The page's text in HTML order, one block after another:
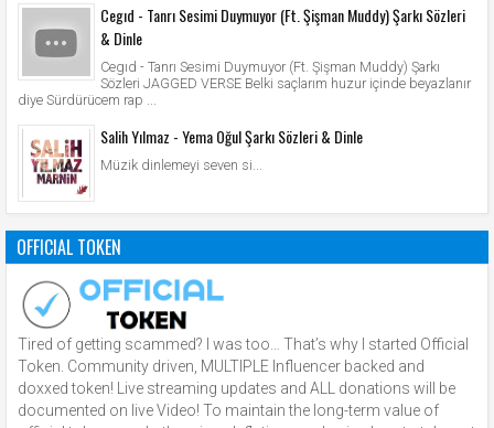
Cegıd - Tanrı Sesimi Duymuyor (Ft. Şişman Muddy) Şarkı Sözleri
& Dinle
Cegıd - Tanrı Sesimi Duymuyor (Ft. Şişman Muddy) Şarkı
Sözleri JAGGED VERSE Belki saçlarım huzur içinde beyazlanır
diye Sürdürücem rap ...
Salih Yılmaz - Yema Oğul Şarkı Sözleri & Dinle
Müzik dinlemeyi seven si...
OFFICIAL TOKEN
Tired of getting scammed? I was too… That’s why I started Official
Token. Community driven, MULTIPLE Influencer backed and
doxxed token! Live streaming updates and ALL donations will be
documented on live Video! To maintain the long-term value of